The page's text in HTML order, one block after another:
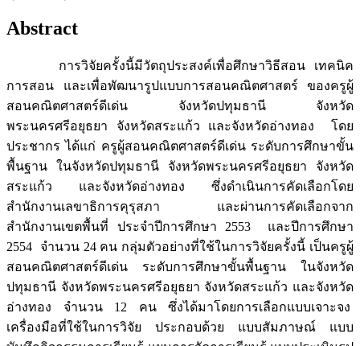
Abstract
การวิจัยครั้งนี้มีวัตถุประสงค์เพื่อศึกษาวิธีสอน เทคนิค
การสอน และเพื่อพัฒนารูปแบบการสอนคณิตศาสตร์ ของครูผู้
สอนคณิตศาสตร์ดีเด่น จังหวัดปทุมธานี จังหวัด
พระนครศรีอยุธยา จังหวัดสระแก้ว และจังหวัดอ่างทอง โดย
ประชากร ได้แก่ ครูผู้สอนคณิตศาสตร์ดีเด่น ระดับการศึกษาขั้น
พื้นฐาน ในจังหวัดปทุมธานี จังหวัดพระนครศรีอยุธยา จังหวัด
สระแก้ว และจังหวัดอ่างทอง ซึ่งดำเนินการคัดเลือกโดย
สำนักงานเลขาธิการคุรุสภา และผ่านการคัดเลือกจาก
สำนักงานเขตพื้นที่ ประจำปีการศึกษา 2553 และปีการศึกษา
2554 จำนวน 24 คน กลุ่มตัวอย่างที่ใช้ในการวิจัยครั้งนี้ เป็นครูผู้
สอนคณิตศาสตร์ดีเด่น ระดับการศึกษาขั้นพื้นฐาน ในจังหวัด
ปทุมธานี จังหวัดพระนครศรีอยุธยา จังหวัดสระแก้ว และจังหวัด
อ่างทอง จำนวน 12 คน ซึ่งได้มาโดยการเลือกแบบเจาะจง
เครื่องมือที่ใช้ในการวิจัย ประกอบด้วย แบบสัมภาษณ์ แบบ